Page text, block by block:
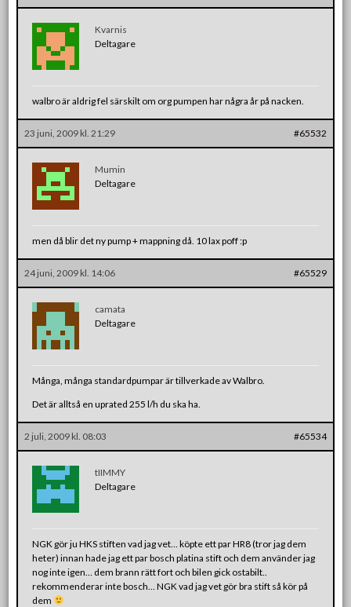
Kvarnis
Deltagare
walbro är aldrig fel särskilt om org pumpen har några år på nacken.
23 juni, 2009 kl. 21:29 #65532
Mumin
Deltagare
men då blir det ny pump + mappning då. 10 lax poff :p
24 juni, 2009 kl. 14:06 #65529
camata
Deltagare
Många, många standardpumpar är tillverkade av Walbro.
Det är alltså en uprated 255 l/h du ska ha.
2 juli, 2009 kl. 08:03 #65534
tIIMMY
Deltagare
NGK gör ju HKS stiften vad jag vet… köpte ett par HR8 (tror jag dem
heter) innan hade jag ett par bosch platina stift och dem använder jag
nog inte igen… dem brann rätt fort och bilen gick ostabilt..
rekommenderar inte bosch… NGK vad jag vet gör bra stift så kör på
dem